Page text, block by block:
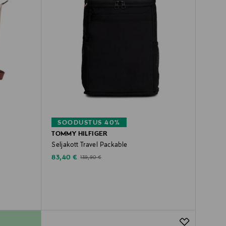
SOODUSTUS 40%
TOMMY HILFIGER
Seljakott Travel Packable
Discounted Price
83,40 € Original Price
139,90 €